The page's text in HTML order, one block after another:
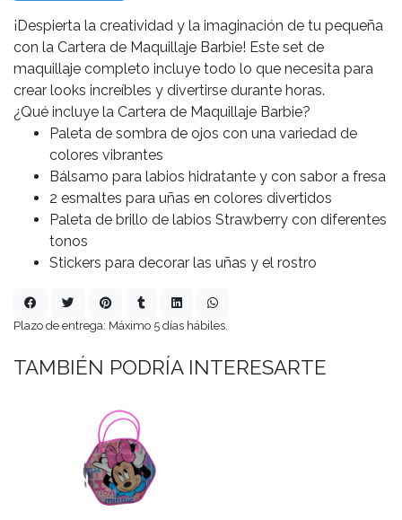
¡Despierta la creatividad y la imaginación de tu pequeña
con la Cartera de Maquillaje Barbie! Este set de
maquillaje completo incluye todo lo que necesita para
crear looks increíbles y divertirse durante horas.
¿Qué incluye la Cartera de Maquillaje Barbie?
Paleta de sombra de ojos con una variedad de
colores vibrantes
Bálsamo para labios hidratante y con sabor a fresa
2 esmaltes para uñas en colores divertidos
Paleta de brillo de labios Strawberry con diferentes
tonos
Stickers para decorar las uñas y el rostro
Plazo de entrega: Máximo 5 días hábiles.
TAMBIÉN PODRÍA INTERESARTE